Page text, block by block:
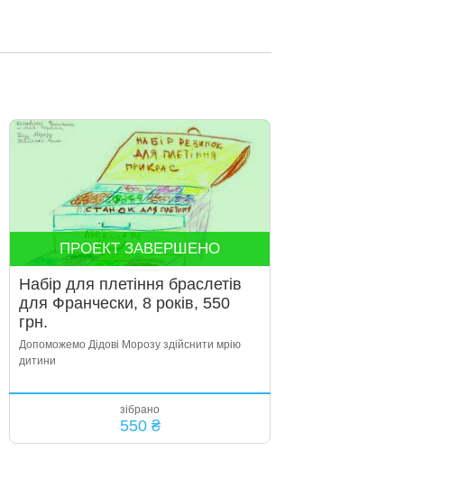
ПРОЕКТ ЗАВЕРШЕНО
Набір для плетіння браслетів
для Франчески, 8 років, 550
грн.
Допоможемо Дідові Морозу здійснити мрію
дитини
зібрано
550 ₴